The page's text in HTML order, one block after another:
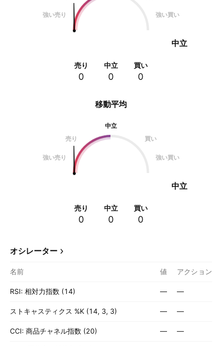
強い売り 強い買い
中立
売り
0
中立
0
買い
0
移動平均
中立
売り
買い
強い売り 強い買い
中立
売り
0
中立
0
買い
0
オシレーター
名前 値 アクション
RSI: 相対力指数 (14) — —
ストキャスティクス %K (14, 3, 3) — —
CCI: 商品チャネル指数 (20) — —